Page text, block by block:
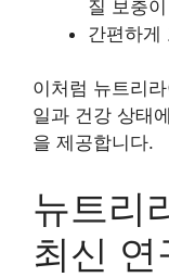
질 보충
간편하게
이처럼 뉴트리
일과 건강 상태
을 제공합니다.
뉴트리
최신